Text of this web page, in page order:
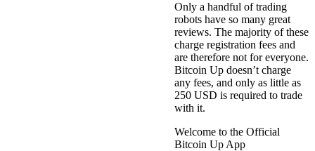
Only a handful of trading
robots have so many great
reviews. The majority of these
charge registration fees and
are therefore not for everyone.
Bitcoin Up doesn’t charge
any fees, and only as little as
250 USD is required to trade
with it.
Welcome to the Official
Bitcoin Up App